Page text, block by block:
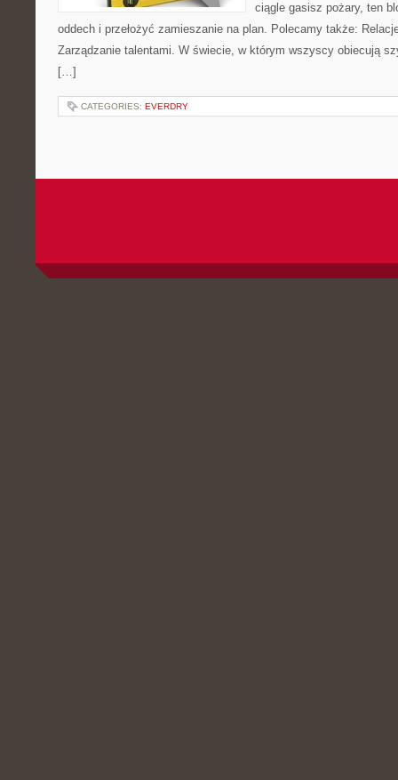
ciągle gasisz pożary, ten
oddech i przełożyć zamieszanie na plan. Polecamy także:
Zarządzanie talentami. W świecie, w którym wszyscy obiecują
[…]
CATEGORIES: EVERDRY